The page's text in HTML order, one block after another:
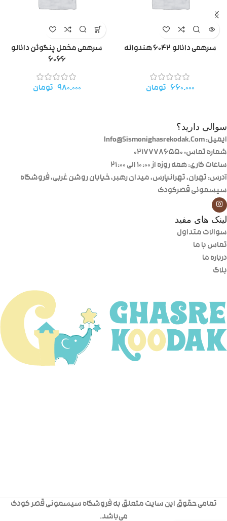
سرهمی دانالو ۶۰۴۲ هندوانه
۶۶۰.۰۰۰ تومان
سرهمی مخمل پنگوئن دانالو
۶۰۶۶
۹۸۰.۰۰۰ تومان
سوالی دارید؟
ایمیل: Info@Sismonighasrekodak.Com
شماره تماس: 02177786550
ساعات کاری: همه روزه از ۱۰:۰۰ الی ۲۱:۰۰
آدرس: تهران، تهرانپارس، میدان رهبر، خیابان روشن غربی، فروشگاه
سیسمونی قصرکودک
لینک های مفید
سوالات متداول
تماس با ما
درباره ما
بلاگ
تمامی حقوق این سایت متعلق به فروشگاه سیسمونی قصر کودک
می‌باشد.